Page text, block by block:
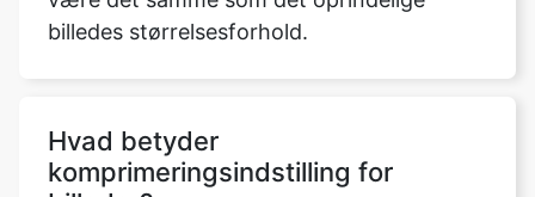
Hvad betyder
Billedkomprimering er teknikken til at